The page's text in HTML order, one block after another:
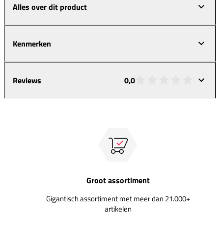
Alles over dit product
Kenmerken
Reviews 0,0
Groot assortiment
Gigantisch assortiment met meer dan 21.000+
artikelen